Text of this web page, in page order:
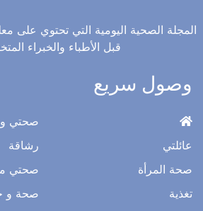
المجلة الصحية اليومية التي تحتوي على
قبل الأطباء والخبراء
وصول سريع
عائلتي
صحة المرأة
تغذية
صحتي
رشاقة
صحتي
صحة و